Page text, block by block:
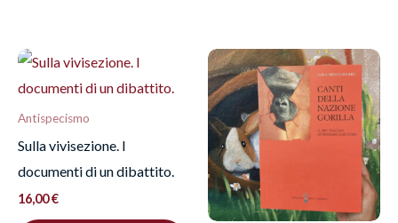
Antispecismo
Sulla vivisezione. I
documenti di un dibattito.
16,00€